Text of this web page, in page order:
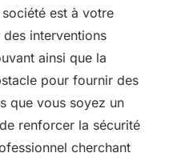
est à votre
interventions
ainsi que la
pour fournir des
que vous soyez un
renforcer la sécurité
cherchant